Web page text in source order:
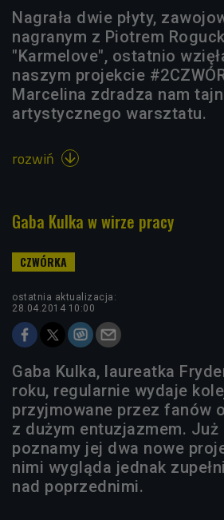
Nagrała dwie płyty,
nagranym z Piotrem
"Karmelove", ostatnio
naszym projekcie
Marcelina zdradza nam
artystycznego warsztatu.
rozwiń 
Gaba Kulka w wirze pracy
ostatnia aktualizacja:
28.04.2014 10:00
Gaba Kulka, laureatka
roku, regularnie wydaje
przyjmowane przez fanów
z dużym entuzjazmem. Już
poznamy jej dwa nowe
nimi wygląda jednak
nad poprzednimi.